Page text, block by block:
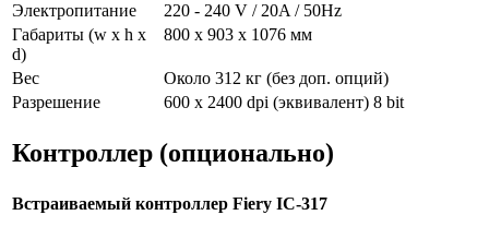
Электропитание
220 - 240 V / 20A / 50Hz
Габариты (w x h x
d)
800 x 903 x 1076 мм
Вес
Около 312 кг (без доп. опций)
Разрешение
600 x 2400 dpi (эквивалент) 8 bit
Контроллер (опционально)
Встраиваемый контроллер Fiery IC-317